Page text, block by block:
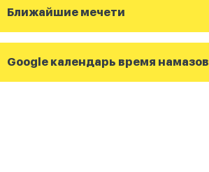
Ближайшие мечети
Google календарь время намазов